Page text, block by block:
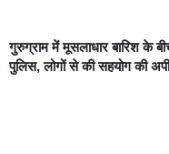
गुरुग्राम में मूसलाधार बारिश के
पुलिस, लोगों से की सहयोग की